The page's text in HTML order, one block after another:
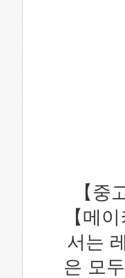
【
【메
서는
은 모